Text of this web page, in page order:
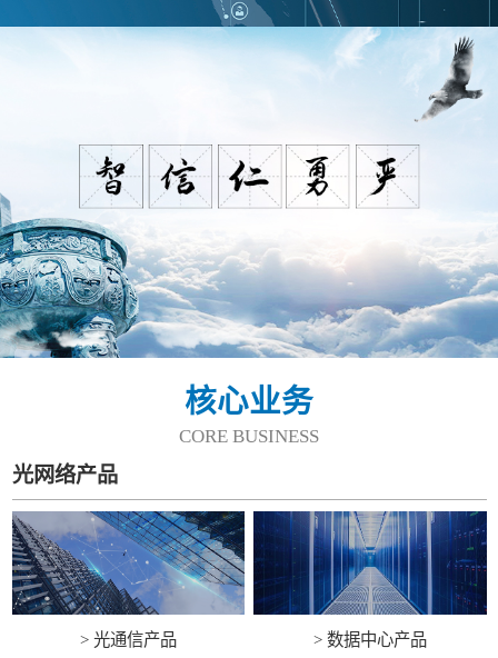
核心业务
CORE BUSINESS
光网络产品
> 光通信产品 > 数据中心产品